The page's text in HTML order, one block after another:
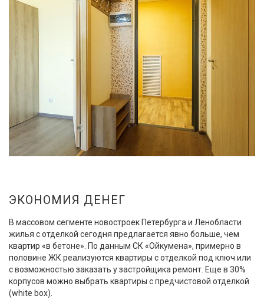
ЭКОНОМИЯ ДЕНЕГ
В массовом сегменте новостроек Петербурга и Ленобласти
жилья с отделкой сегодня предлагается явно больше, чем
квартир «в бетоне». По данным СК «Ойкумена», примерно в
половине ЖК реализуются квартиры с отделкой под ключ или
с возможностью заказать у застройщика ремонт. Еще в 30%
корпусов можно выбрать квартиры с предчистовой отделкой
(white box).